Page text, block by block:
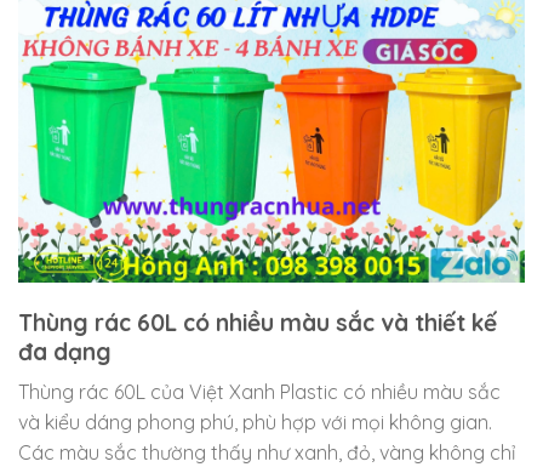
Thùng rác 60L có nhiều màu sắc và thiết kế
đa dạng
Thùng rác 60L của Việt Xanh Plastic có nhiều màu sắc
và kiểu dáng phong phú, phù hợp với mọi không gian.
Các màu sắc thường thấy như xanh, đỏ, vàng không chỉ